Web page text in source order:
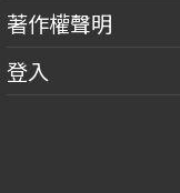
著作權聲明
登入